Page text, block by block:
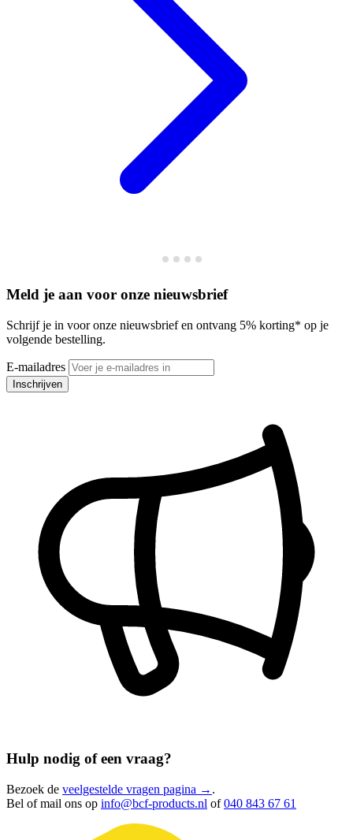
Meld je aan voor onze nieuwsbrief
Schrijf je in voor onze nieuwsbrief en ontvang 5% korting* op je
volgende bestelling.
E-mailadres
Inschrijven
Hulp nodig of een vraag?
Bezoek de veelgestelde vragen pagina → .
Bel of mail ons op info@bcf-products.nl of040 843 67 61